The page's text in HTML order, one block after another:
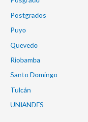
Postgrados
Puyo
Quevedo
Riobamba
Santo Domingo
Tulcán
UNIANDES